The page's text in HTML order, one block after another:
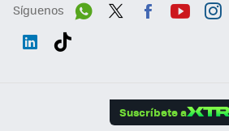
Síguenos
Suscríbete a